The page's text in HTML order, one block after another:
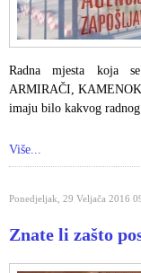
Radna mjesta koja
ARMIRAČI,
imaju bilo kakvog radnog
Više...
Ponedjeljak, 29 Veljača 2016
Znate li zašto